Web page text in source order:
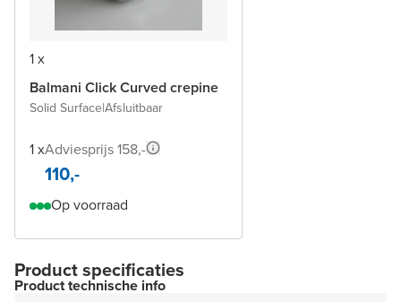
1 x
Balmani Click Curved crepine
Solid Surface|Afsluitbaar
1 xAdviesprijs 158,-
110,-
Op voorraad
Product specificaties
Product technische info